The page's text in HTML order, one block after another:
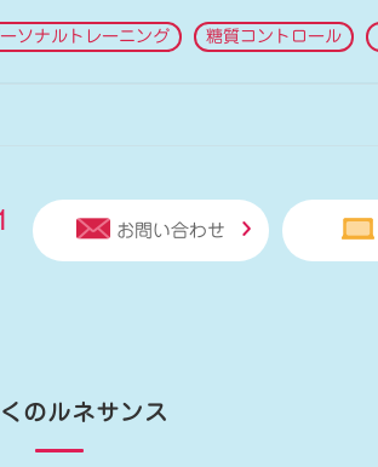
ソナルトレーニング 糖質コントロール
お問い合わせ
のルネサンス